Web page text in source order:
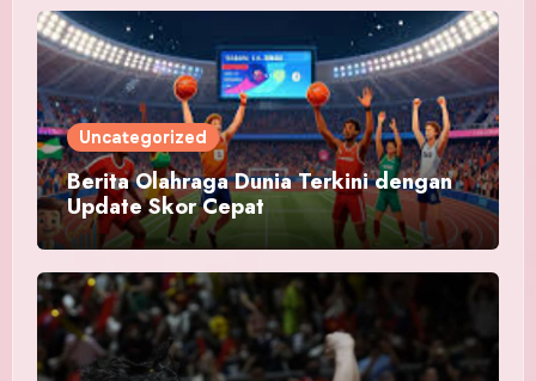
Uncategorized
Berita Olahraga Dunia Terkini dengan
Update Skor Cepat